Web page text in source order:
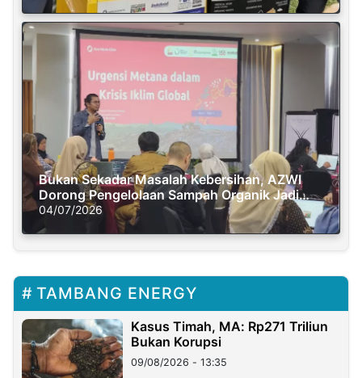
Bukan Sekadar Masalah Kebersihan, AZWI
Dorong Pengelolaan Sampah Organik Jadi
Solusi Krisis Iklim
04/07/2026
TAMBANG ENERGY
Kasus Timah, MA: Rp271 Triliun
Bukan Korupsi
09/08/2026 - 13:35